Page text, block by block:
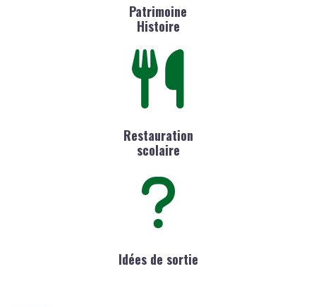
Patrimoine
Histoire
Restauration
scolaire
Idées de sortie